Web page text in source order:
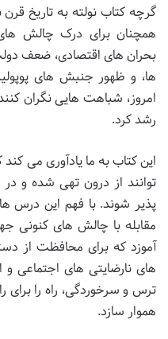
گرچه کتاب نولته به تاریخ
همچنان برای درک چالش
بحران های اقتصادی، ضعف
ها، و ظهور جنبش های
امروز، شباهت هایی نگران
رشد کرد.
این کتاب به ما یادآوری می
توانند از درون تهی شده و در
پذیر شوند. با فهم این درس
مقابله با چالش های کنونی
آموزد که برای محافظت از
های نارضایتی های اجتماعی و
ترس و سرخوردگی، راه را برای
هموار سازد.